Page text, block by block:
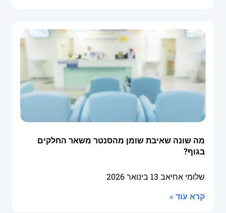
מה שונה שאיבת שומן מהסנטר משאר החלקים
בגוף?
שלומי אחיאב 13 בינואר 2026
קרא עוד »